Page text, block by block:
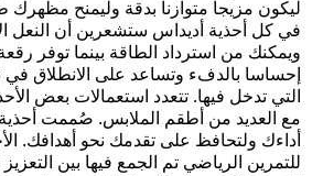
ليكون مزيجا متوازنا بدقة وليمنح مظهرك
في كل أحذية أديداس ستشعرين أن النعل
ويمكنك من استرداد الطاقة بينما توفر
إحساسا بالدفء وتساعد على الانطلاق
التي تدخل فيها. تتعدد استعمالات بعض
مع العديد من أطقم الملابس. صُممت
أداءك ولتحافظ على تقدمك نحو أهدافك.
للتمرين الرياضي تم الجمع فيها بين